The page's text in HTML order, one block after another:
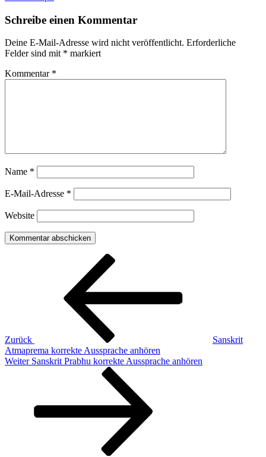
Schreibe einen Kommentar
Deine E-Mail-Adresse wird nicht veröffentlicht. Erforderliche
Felder sind mit * markiert
Kommentar *
Name *
E-Mail-Adresse *
Website
Beitragsnavigation
Zurück
Sanskrit
Atmaprema korrekte Aussprache anhören
Nächster
Weiter Sanskrit Prabhu korrekte Aussprache anhören